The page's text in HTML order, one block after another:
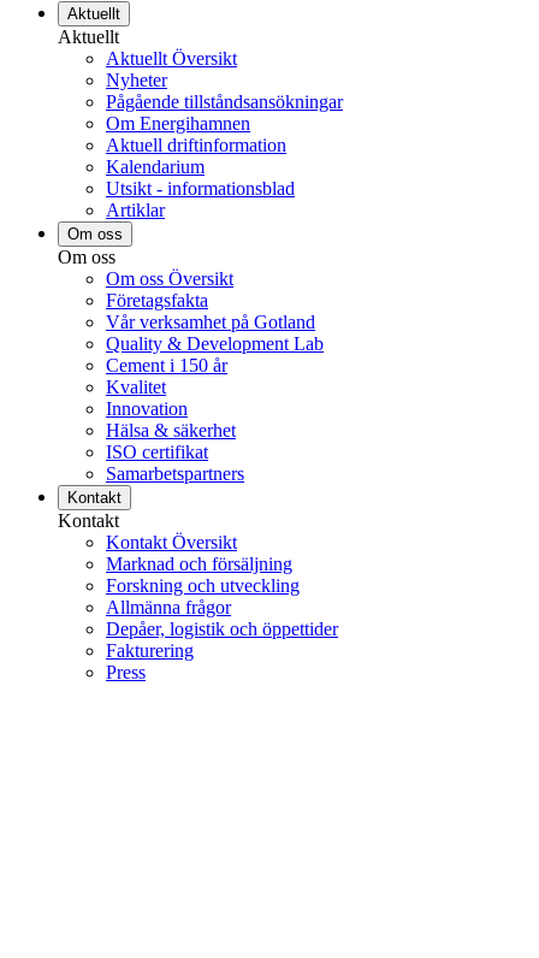
Aktuellt
Aktuellt
Aktuellt Översikt
Nyheter
Pågående tillståndsansökningar
Om Energihamnen
Aktuell driftinformation
Kalendarium
Utsikt - informationsblad
Artiklar
Om oss
Om oss
Om oss Översikt
Företagsfakta
Vår verksamhet på Gotland
Quality & Development Lab
Cement i 150 år
Kvalitet
Innovation
Hälsa & säkerhet
ISO certifikat
Samarbetspartners
Kontakt
Kontakt
Kontakt Översikt
Marknad och försäljning
Forskning och utveckling
Allmänna frågor
Depåer, logistik och öppettider
Fakturering
Press